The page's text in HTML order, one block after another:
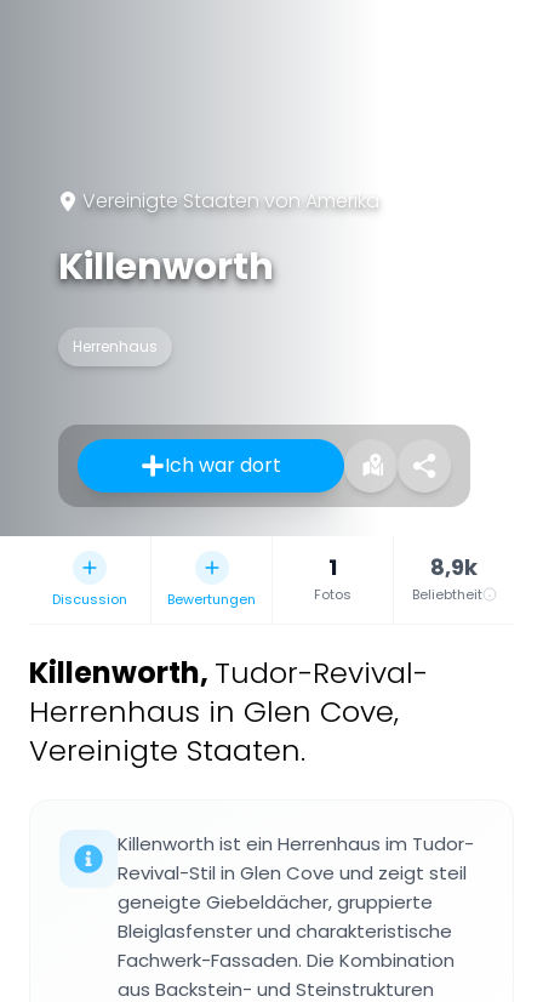
Vereinigte Staaten von Amerika
Killenworth
Herrenhaus
Ich war dort
Discussion Bewertungen
1
Fotos
8,9k
Beliebtheit
Killenworth, Tudor-Revival-
Herrenhaus in Glen Cove,
Vereinigte Staaten.
Killenworth ist ein Herrenhaus im Tudor-
Revival-Stil in Glen Cove und zeigt steil
geneigte Giebeldächer, gruppierte
Bleiglasfenster und charakteristische
Fachwerk-Fassaden. Die Kombination
aus Backstein- und Steinstrukturen